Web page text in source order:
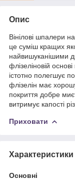
Опис
Вінілові шпалери
це суміш кращих
найвишуканішими
флізеліновій
істотно полегшує
флізелін має
покриття добре
витримує капості
Приховати
Характеристики
Основні